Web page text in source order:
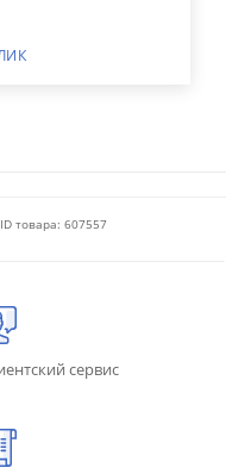
товара: 607557
сервис